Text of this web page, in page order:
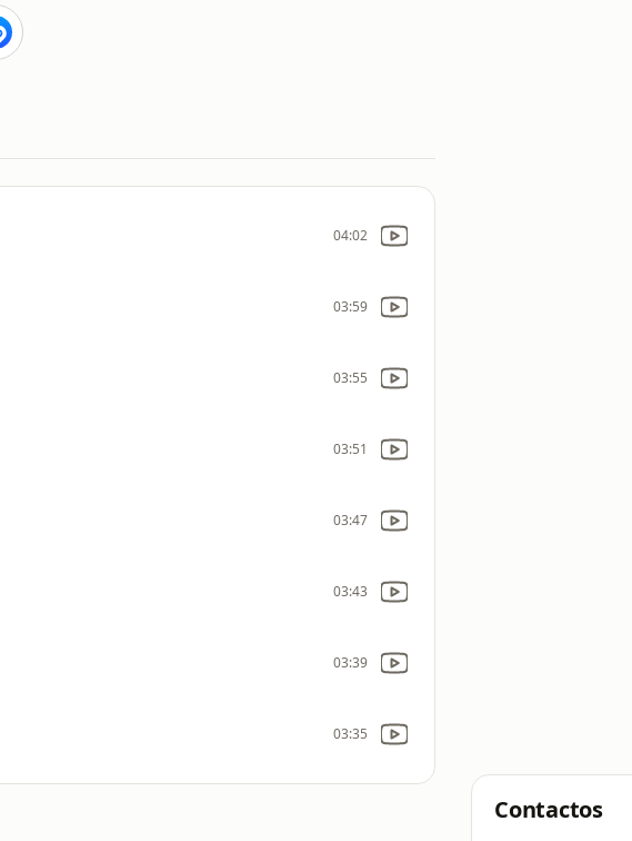
04:02
03:59
03:55
03:51
03:47
03:43
03:39
03:35
Contactos